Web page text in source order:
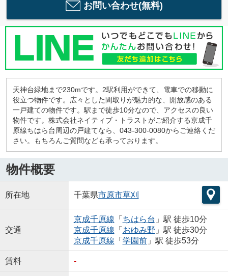
お問い合わせ(無料)
天神台緑地まで230mです。2駅利用ができて、電車での移動に
役立つ物件です。広々とした間取りが魅力的な、開放感のある
一戸建ての物件です。駅まで徒歩10分なので、アクセスの良い
物件です。株式会社ネイティブ・トラストがご紹介する京成千
原線ちはら台周辺の戸建てなら、043-300-0080からご連絡くだ
さい。もちろんご質問なども承っております。
物件概要
所在地 千葉県市原市草刈
交通
京成千原線 「 ちはら台 」駅 徒歩10分
京成千原線 「 おゆみ野 」駅 徒歩30分
京成千原線 「 学園前」駅 徒歩53分
賃料 -